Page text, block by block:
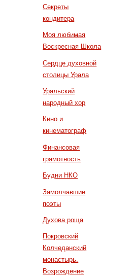
Секреты
кондитера
Моя любимая
Воскресная Школа
Сердце духовной
столицы Урала
Уральский
народный хор
Кино и
кинематограф
Финансовая
грамотность
Будни НКО
Замолчавшие
поэты
Духова роща
Покровский
Колчеданский
монастырь.
Возрождение